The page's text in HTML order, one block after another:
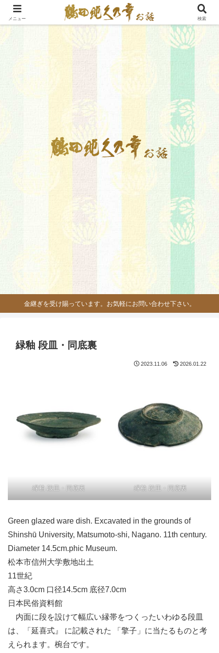
金継ぎを受け賜っています。お気軽にお問い合わせ下さい。
緑釉 段皿・同底裏
2023.11.06 2026.01.22
緑釉 段皿・同底裏 緑釉 段皿・同底裏
Green glazed ware dish. Excavated in the grounds of
Shinshū University, Matsumoto-shi, Nagano. 11th century.
Diameter 14.5cm.phic Museum.
松本市信州大学敷地出土
11世紀
高さ3.0cm 口径14.5cm 底径7.0cm
日本民俗資料館
内面に段を設けて幅広い縁帯をつくったいわゆる段皿
は、「延喜式』 に記載された 「擎子」に当たるものと考
えられます。椀台です。
メニュー 検索